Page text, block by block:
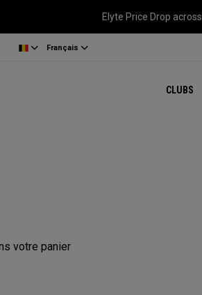
Elyte Price Drop across
Français
CLUBS
votre panier